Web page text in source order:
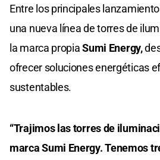
Entre los principales
una nueva línea de torres de
la marca propiaSumi Energy,
ofrecer soluciones energéticas
sustentables.
“Trajimos las torres de
marca Sumi Energy. Tenemos